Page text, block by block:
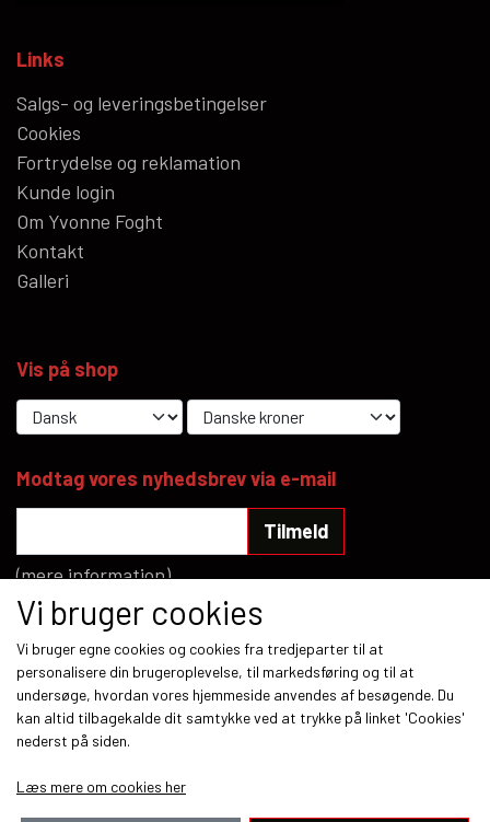
Links
Salgs- og leveringsbetingelser
Cookies
Fortrydelse og reklamation
Kunde login
Om Yvonne Foght
Kontakt
Galleri
Vis på shop
Modtag vores nyhedsbrev via e-mail
Tilmeld
(mere information)
Sociale medier
Betalingsmetoder
Vi bruger cookies
Vi bruger egne cookies og cookies fra tredjeparter til at
personalisere din brugeroplevelse, til markedsføring og til at
undersøge, hvordan vores hjemmeside anvendes af besøgende. Du
kan altid tilbagekalde dit samtykke ved at trykke på linket 'Cookies'
nederst på siden.
Læs mere om cookies her